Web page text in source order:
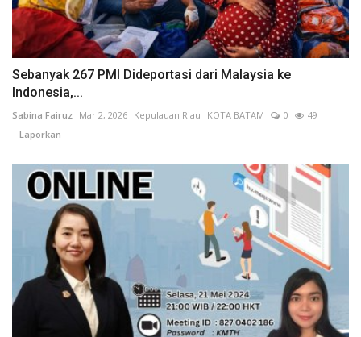
Sebanyak 267 PMI Dideportasi dari Malaysia ke
Indonesia,...
Sabina Fairuz Mar 2, 2026 Kepulauan Riau KOTA BATAM 0
49
Laporkan